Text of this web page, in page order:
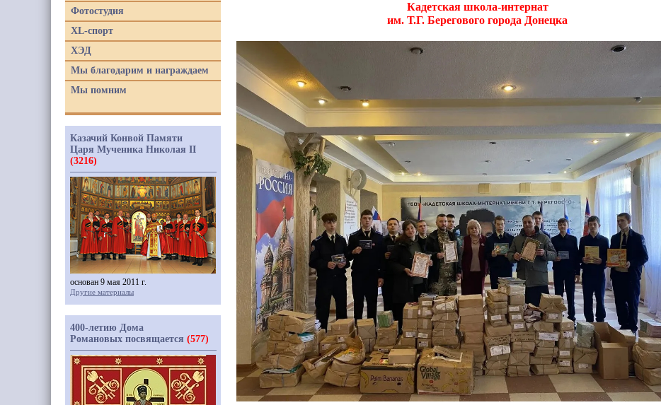
Кадетская школа-интернат
им. Т.Г. Берегового города Донецка
Фотостудия
XL-спорт
ХЭД
Мы благодарим и награждаем
Мы помним
Казачий Конвой Памяти
Царя Мученика Николая II
(3216)
основан 9 мая 2011 г.
Другие материалы
400-летию Дома
Романовых посвящается (577)